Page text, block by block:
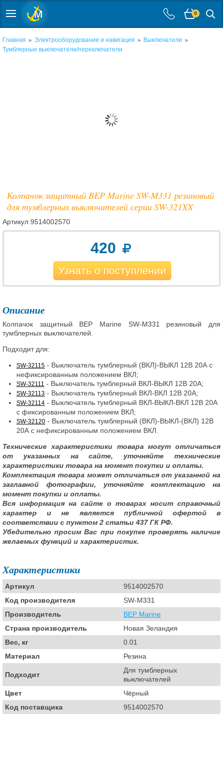
0
Главная » Электрооборудование и навигация » Выключатели »
Тумблерные выключатели/переключатели
Колпачок защитный BEP Marine SW-M331 резиновый
для тумблерных выключателей серии SW-321XX
Артикул 9514002570
420
Узнать о поступлении
Описание
Колпачок защитный BEP Marine SW-M331 резиновый для
тумблерных выключателей.
Подходит для:
SW-32115 - Выключатель тумблерный (ВКЛ)-ВЫКЛ 12В 20А с
нефиксированным положением ВКЛ;
SW-32111 - Выключатель тумблерный ВКЛ-ВЫКЛ 12В 20А;
SW-32113 - Выключатель тумблерный ВКЛ-ВКЛ 12В 20А;
SW-32114 - Выключатель тумблерный ВКЛ-ВЫКЛ-ВКЛ 12В 20А
с фиксированным положением ВКЛ;
SW-32120 - Выключатель тумблерный (ВКЛ)-ВЫКЛ-(ВКЛ) 12В
20А с нефиксированным положением ВКЛ.
Технические характеристики товара могут отличаться
от указанных на сайте, уточняйте технические
характеристики товара на момент покупки и оплаты.
Комплектация товара может отличаться от указанной на
заглавной фотографии, уточняйте комплектацию на
момент покупки и оплаты.
Вся информация на сайте о товарах носит справочный
характер и не является публичной офертой в
соответствии с пунктом 2 статьи 437 ГК РФ.
Убедительно просим Вас при покупке проверять наличие
желаемых функций и характеристик.
Характеристики
Артикул
9514002570
Код производителя
SW-M331
Производитель
BEP Marine
Страна производитель
Новая Зеландия
Вес, кг
0.01
Материал
Резина
Подходит
Для тумблерных
выключателей
Цвет
Чёрный
Код поставщика
9514002570